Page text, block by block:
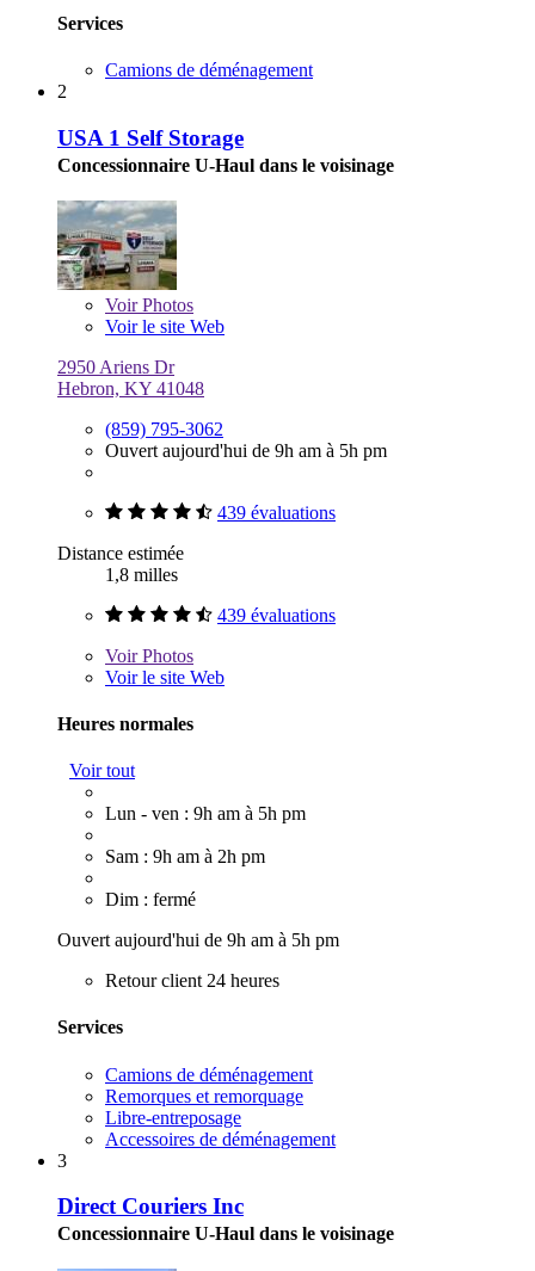
Services
Camions de déménagement
2
USA 1 Self Storage
Concessionnaire U-Haul dans le voisinage
VoirPhotos
Voir le site Web
2950 Ariens Dr
Hebron, KY 41048
(859) 795-3062
Ouvert aujourd'hui de 9h am à 5h pm
439 évaluations
Distance estimée
1,8 milles
439 évaluations
VoirPhotos
Voir le site Web
Heures normales
Voir tout
Lun - ven : 9h am à 5h pm
Sam : 9h am à 2h pm
Dim : fermé
Ouvert aujourd'hui de 9h am à 5h pm
Retour client 24 heures
Services
Camions de déménagement
Remorques et remorquage
Libre-entreposage
Accessoires de déménagement
3
Direct Couriers Inc
Concessionnaire U-Haul dans le voisinage